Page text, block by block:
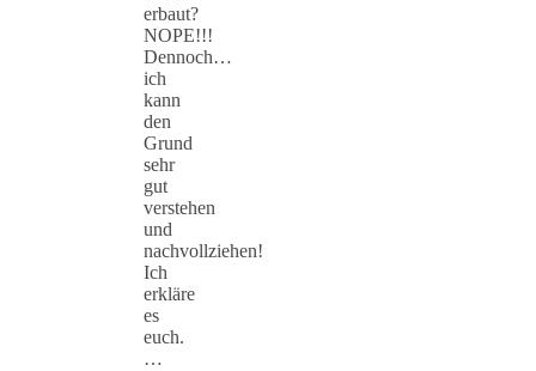
erbaut?
NOPE!!!
Dennoch…
ich
kann
den
Grund
sehr
gut
verstehen
und
nachvollziehen!
Ich
erkläre
es
euch.
…